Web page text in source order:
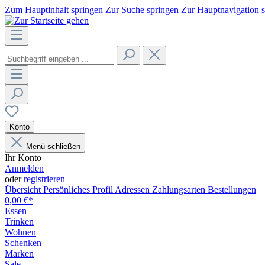
Zum Hauptinhalt springen Zur Suche springen Zur Hauptnavigation
Konto
Menü schließen
Ihr Konto
Anmelden
oderregistrieren
Übersicht Persönliches Profil Adressen Zahlungsarten Bestellungen
0,00 €*
Essen
Trinken
Wohnen
Schenken
Marken